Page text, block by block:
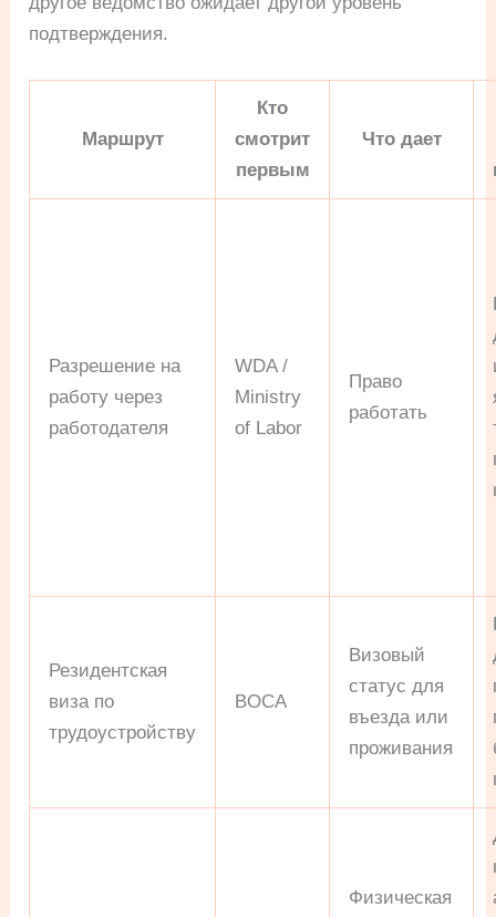
подтверждения.
Маршрут
Кто
смотрит
первым
Что дает
Разрешение на
работу через
работодателя
WDA /
Ministry
of Labor
Право
работать
Резидентская
виза по
трудоустройству
BOCA
Визовый
статус для
въезда или
проживания
Физическая